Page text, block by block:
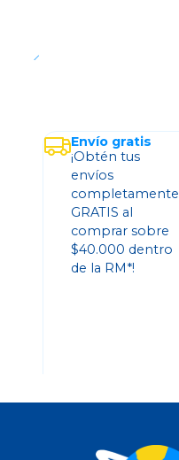
Envío gratis
¡Obtén tus
envíos
completamente
GRATIS al
comprar sobre
$40.000 dentro
de la RM*!